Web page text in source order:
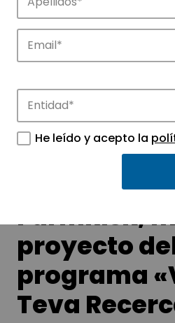
Noticias
Conoce las noticias
APTE y sus parques
tecnológicos.
FarmRisk,
proyecto
programa
Teva
He leído y acepto la